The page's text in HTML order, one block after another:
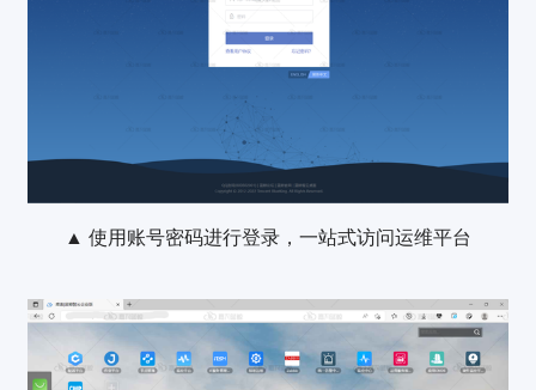
▲ 使用账号密码进行登录，一站式访问运维平台